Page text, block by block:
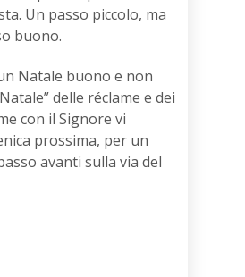
Un passo piccolo, ma
buono.
Natale buono e non
delle réclame e dei
con il Signore vi
prossima, per un
avanti sulla via del